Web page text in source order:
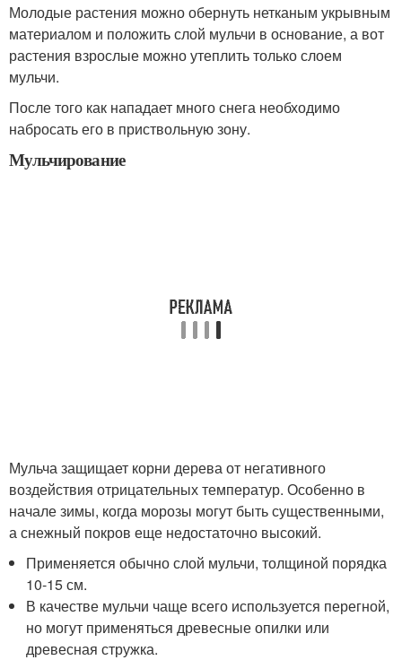
Молодые растения можно обернуть нетканым укрывным
материалом и положить слой мульчи в основание, а вот
растения взрослые можно утеплить только слоем
мульчи.
После того как нападает много снега необходимо
набросать его в приствольную зону.
Мульчирование
Мульча защищает корни дерева от негативного
воздействия отрицательных температур. Особенно в
начале зимы, когда морозы могут быть существенными,
а снежный покров еще недостаточно высокий.
Применяется обычно слой мульчи, толщиной порядка
10-15 см.
В качестве мульчи чаще всего используется перегной,
но могут применяться древесные опилки или
древесная стружка.